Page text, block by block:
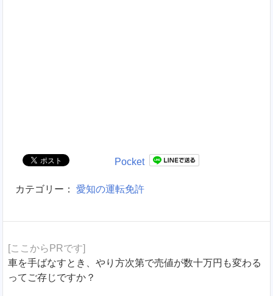
Pocket
カテゴリー： 愛知の運転免許
[ここからPRです]
車を手ばなすとき、やり方次第で売値が数十万円も変わる
ってご存じですか？